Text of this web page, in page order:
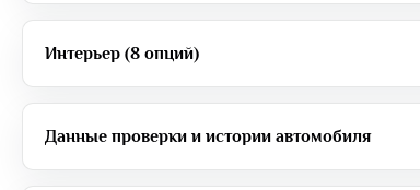
Интерьер (8 опций)
Данные проверки и истории автомобиля